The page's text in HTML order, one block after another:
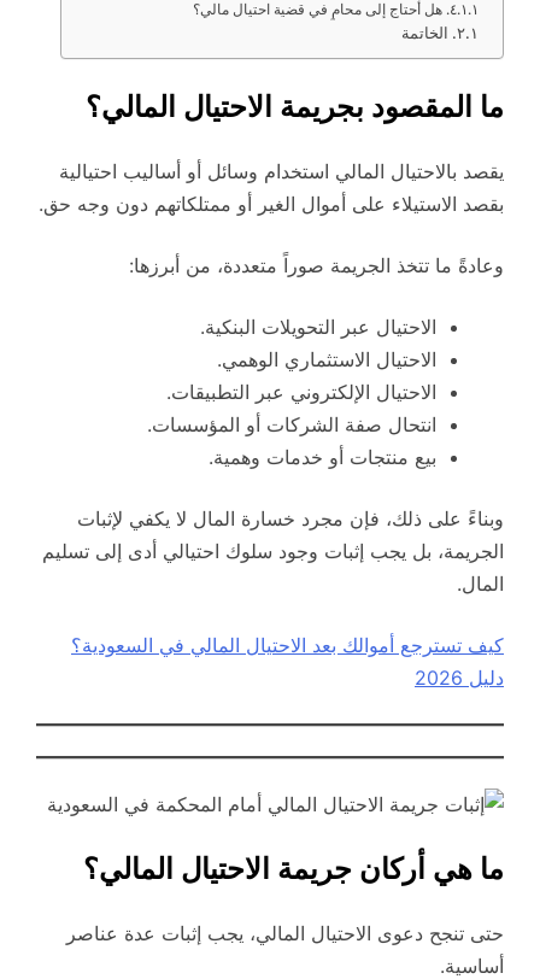
هل أحتاج إلى محامٍ في قضية احتيال مالي؟
الخاتمة
ما المقصود بجريمة الاحتيال المالي؟
يقصد بالاحتيال المالي استخدام وسائل أو أساليب احتيالية
بقصد الاستيلاء على أموال الغير أو ممتلكاتهم دون وجه حق.
وعادةً ما تتخذ الجريمة صوراً متعددة، من أبرزها:
الاحتيال عبر التحويلات البنكية.
الاحتيال الاستثماري الوهمي.
الاحتيال الإلكتروني عبر التطبيقات.
انتحال صفة الشركات أو المؤسسات.
بيع منتجات أو خدمات وهمية.
وبناءً على ذلك، فإن مجرد خسارة المال لا يكفي لإثبات
الجريمة، بل يجب إثبات وجود سلوك احتيالي أدى إلى تسليم
المال.
كيف تسترجع أموالك بعد الاحتيال المالي في السعودية؟
دليل 2026
ما هي أركان جريمة الاحتيال المالي؟
حتى تنجح دعوى الاحتيال المالي، يجب إثبات عدة عناصر
أساسية.